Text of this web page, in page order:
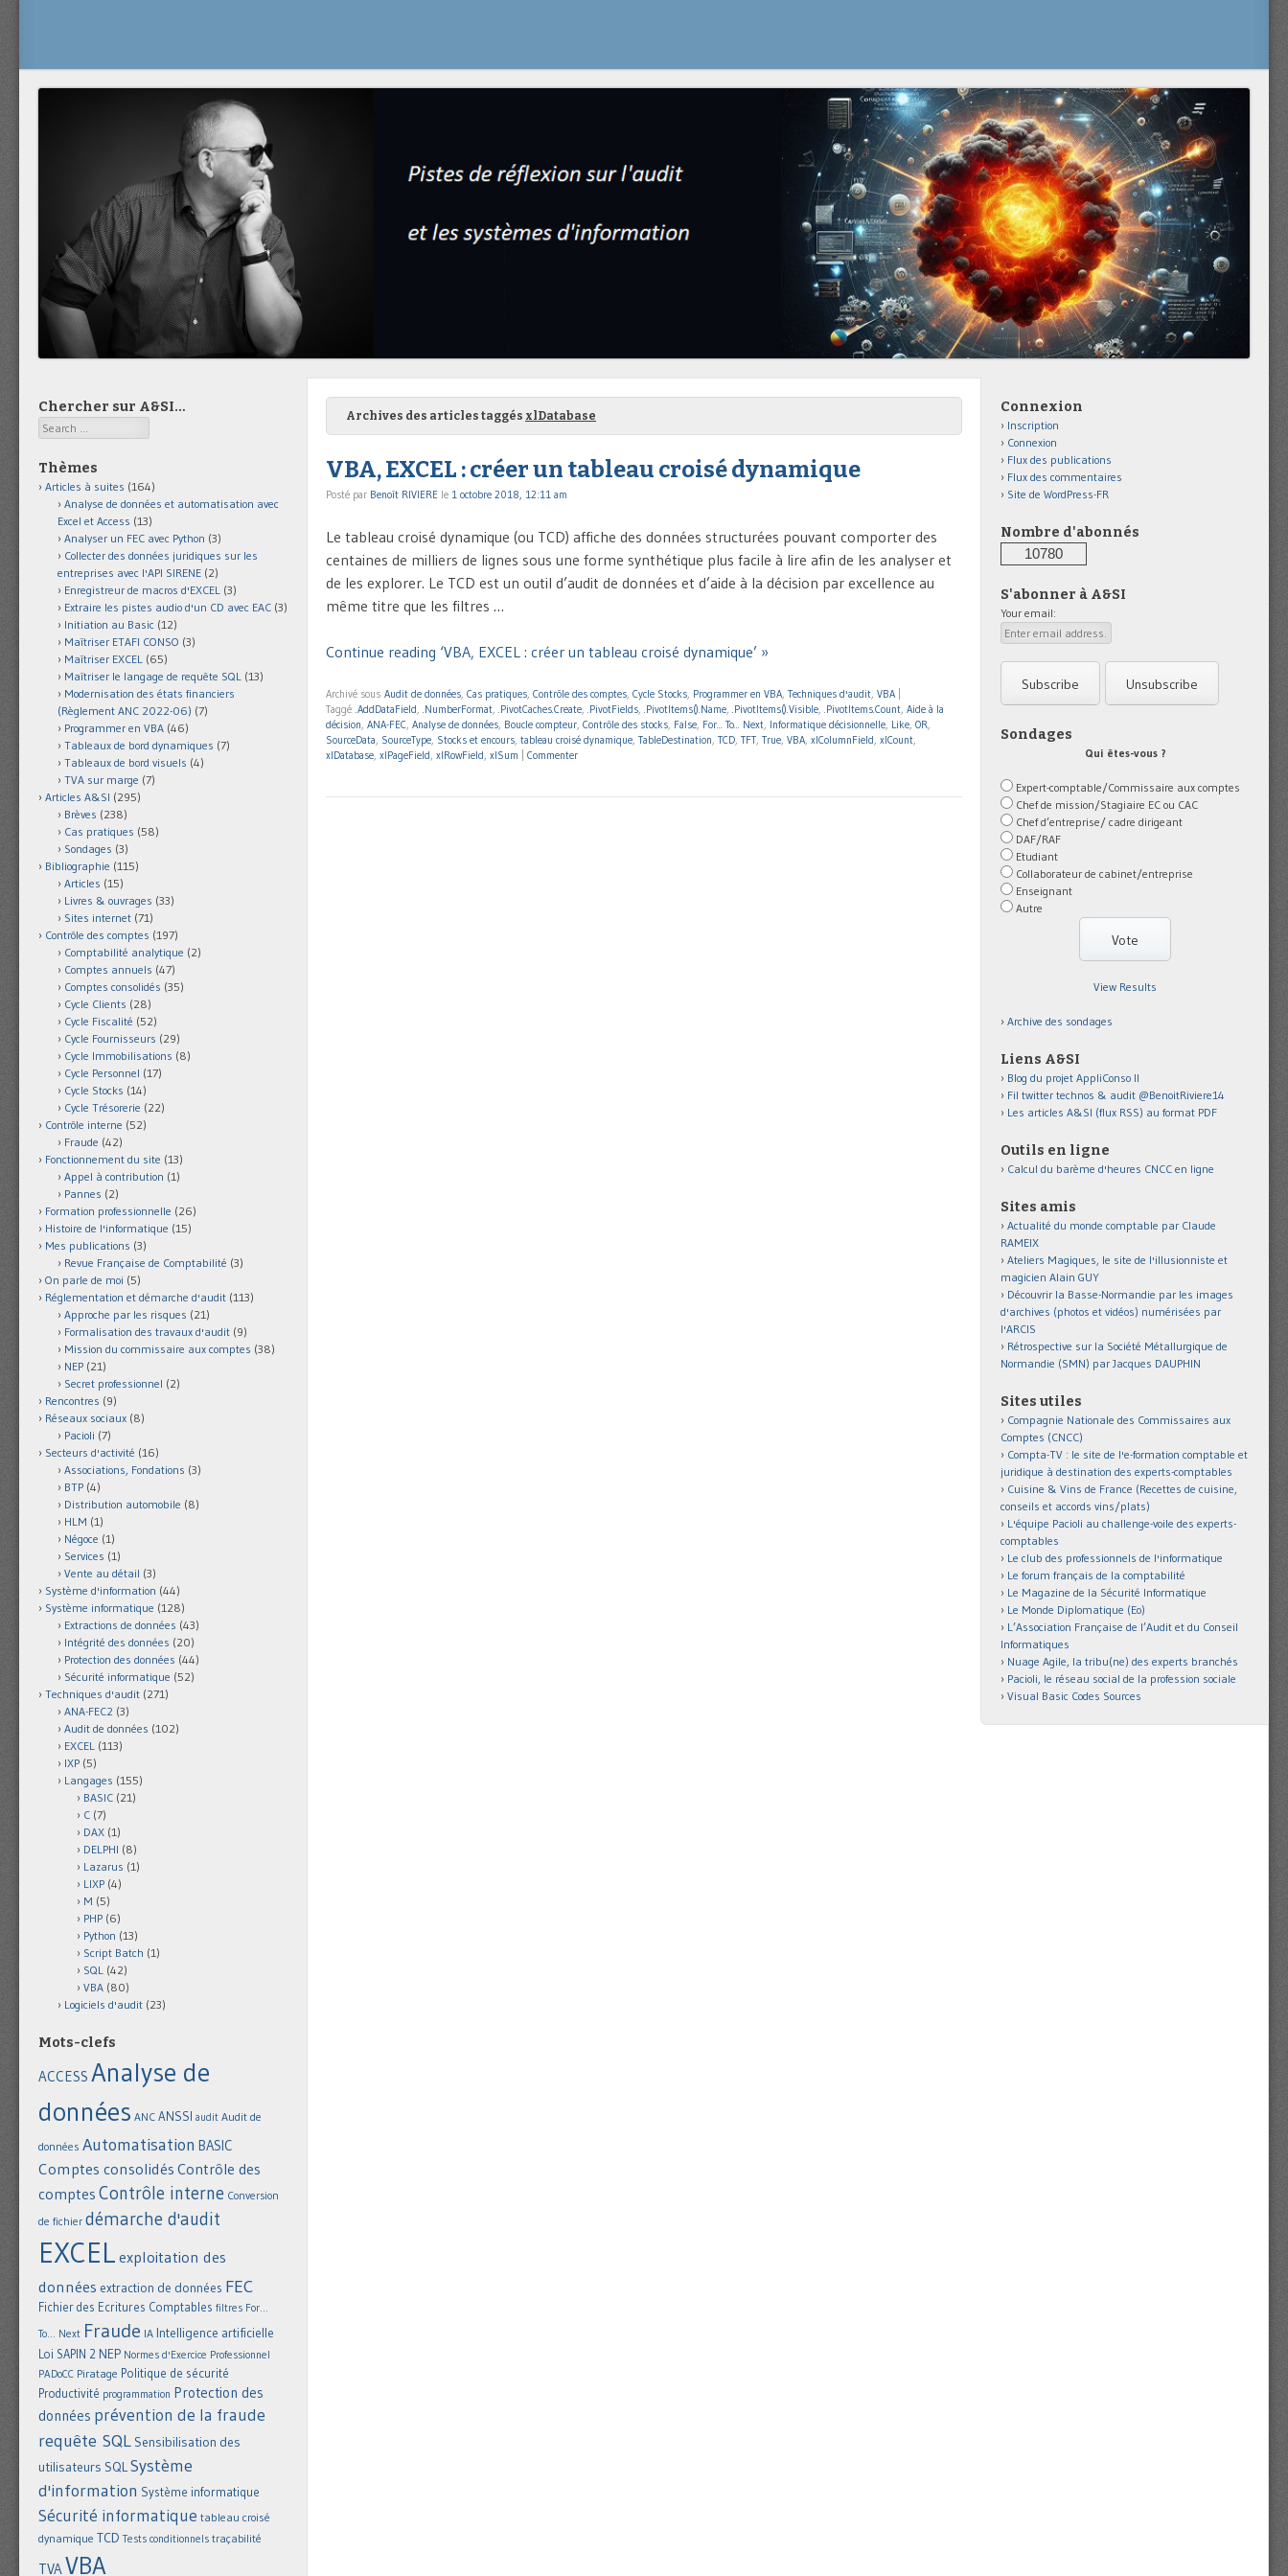
Archives des articles taggés xlDatabase
VBA, EXCEL : créer un tableau croisé dynamique
Posté par Benoît RIVIERE le 1 octobre 2018, 12:11 am
Le tableau croisé dynamique (ou TCD) affiche des données structurées pouvant comporter des
centaines de milliers de lignes sous une forme synthétique plus facile à lire afin de les analyser et
de les explorer. Le TCD est un outil d’audit de données et d’aide à la décision par excellence au
même titre que les filtres …
Continue reading ‘VBA, EXCEL : créer un tableau croisé dynamique’ »
Archivé sous Audit de données, Cas pratiques, Contrôle des comptes, Cycle Stocks, Programmer en VBA, Techniques d'audit, VBA
Taggé .AddDataField, .NumberFormat, .PivotCaches.Create, .PivotFields, .PivotItems().Name, .PivotItems().Visible, .PivotItems.Count, Aide à la
décision, ANA-FEC, Analyse de données, Boucle compteur, Contrôle des stocks, False, For... To... Next, Informatique décisionnelle, Like, OR,
SourceData, SourceType, Stocks et encours, tableau croisé dynamique, TableDestination, TCD, TFT, True, VBA, xlColumnField, xlCount,
xlDatabase, xlPageField, xlRowField, xlSum Commenter
Chercher sur A&SI…
Search
Thèmes
Articles à suites (164)
Analyse de données et automatisation avec
Excel et Access (13)
Analyser un FEC avec Python (3)
Collecter des données juridiques sur les
entreprises avec l'API SIRENE (2)
Enregistreur de macros d'EXCEL (3)
Extraire les pistes audio d'un CD avec EAC (3)
Initiation au Basic (12)
Maîtriser ETAFI CONSO (3)
Maîtriser EXCEL (65)
Maîtriser le langage de requête SQL (13)
Modernisation des états financiers
(Règlement ANC 2022-06) (7)
Programmer en VBA (46)
Tableaux de bord dynamiques (7)
Tableaux de bord visuels (4)
TVA sur marge (7)
Articles A&SI (295)
Brèves (238)
Cas pratiques (58)
Sondages (3)
Bibliographie (115)
Articles (15)
Livres & ouvrages (33)
Sites internet (71)
Contrôle des comptes (197)
Comptabilité analytique (2)
Comptes annuels (47)
Comptes consolidés (35)
Cycle Clients (28)
Cycle Fiscalité (52)
Cycle Fournisseurs (29)
Cycle Immobilisations (8)
Cycle Personnel (17)
Cycle Stocks (14)
Cycle Trésorerie (22)
Contrôle interne (52)
Fraude (42)
Fonctionnement du site (13)
Appel à contribution (1)
Pannes (2)
Formation professionnelle (26)
Histoire de l'informatique (15)
Mes publications (3)
Revue Française de Comptabilité (3)
On parle de moi (5)
Réglementation et démarche d'audit (113)
Approche par les risques (21)
Formalisation des travaux d'audit (9)
Mission du commissaire aux comptes (38)
NEP (21)
Secret professionnel (2)
Rencontres (9)
Réseaux sociaux (8)
Pacioli (7)
Secteurs d'activité (16)
Associations, Fondations (3)
BTP (4)
Distribution automobile (8)
HLM (1)
Négoce (1)
Services (1)
Vente au détail (3)
Système d'information (44)
Système informatique (128)
Extractions de données (43)
Intégrité des données (20)
Protection des données (44)
Sécurité informatique (52)
Techniques d'audit (271)
ANA-FEC2 (3)
Audit de données (102)
EXCEL (113)
IXP (5)
Langages (155)
BASIC (21)
C (7)
DAX (1)
DELPHI (8)
Lazarus (1)
LIXP (4)
M (5)
PHP (6)
Python (13)
Script Batch (1)
SQL (42)
VBA (80)
Logiciels d'audit (23)
Mots-clefs
ACCESS Analyse de
données ANC ANSSI audit Audit de
données Automatisation BASIC
Comptes consolidés Contrôle des
comptes Contrôle interne Conversion
de fichier démarche d'audit
EXCEL exploitation des
données extraction de données FEC
Fichier des Ecritures Comptables filtres For...
To... Next Fraude IA Intelligence artificielle
Loi SAPIN 2 NEP Normes d'Exercice Professionnel
PADoCC Piratage Politique de sécurité
Productivité programmation Protection des
données prévention de la fraude
requête SQL Sensibilisation des
utilisateurs SQLSystème
d'information Système informatique
Sécurité informatique tableau croisé
dynamique TCD Tests conditionnels traçabilité
TVAVBA
Connexion
Inscription
Connexion
Flux des publications
Flux des commentaires
Site de WordPress-FR
Nombre d'abonnés
10780
S'abonner à A&SI
Your email:
Sondages
Qui êtes-vous ?
Expert-comptable/Commissaire aux comptes
Chef de mission/Stagiaire EC ou CAC
Chef d’entreprise/ cadre dirigeant
DAF/RAF
Etudiant
Collaborateur de cabinet/entreprise
Enseignant
Autre
View Results
Archive des sondages
Liens A&SI
Blog du projet AppliConso II
Fil twitter technos & audit @BenoitRiviere14
Les articles A&SI (flux RSS) au format PDF
Outils en ligne
Calcul du barème d'heures CNCC en ligne
Sites amis
Actualité du monde comptable par Claude
RAMEIX
Ateliers Magiques, le site de l'illusionniste et
magicien Alain GUY
Découvrir la Basse-Normandie par les images
d'archives (photos et vidéos) numérisées par
l'ARCIS
Rétrospective sur la Société Métallurgique de
Normandie (SMN) par Jacques DAUPHIN
Sites utiles
Compagnie Nationale des Commissaires aux
Comptes (CNCC)
Compta-TV : le site de l'e-formation comptable et
juridique à destination des experts-comptables
Cuisine & Vins de France (Recettes de cuisine,
conseils et accords vins/plats)
L'équipe Pacioli au challenge-voile des experts-
comptables
Le club des professionnels de l'informatique
Le forum français de la comptabilité
Le Magazine de la Sécurité Informatique
Le Monde Diplomatique (Eo)
L’Association Française de l’Audit et du Conseil
Informatiques
Nuage Agile, la tribu(ne) des experts branchés
Pacioli, le réseau social de la profession sociale
Visual Basic Codes Sources